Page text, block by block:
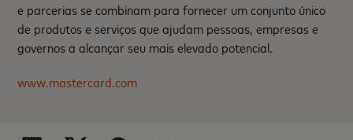
e parcerias se combinam para fornecer um conjunto único
de produtos e serviços que ajudam pessoas, empresas e
governos a alcançar seu mais elevado potencial.
www.mastercard.com